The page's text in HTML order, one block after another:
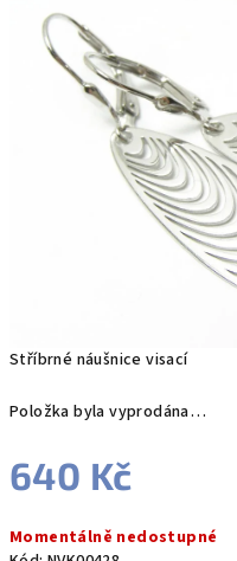
Stříbrné náušnice visací
Položka byla vyprodána…
640 Kč
cena:
Momentálně nedostupné